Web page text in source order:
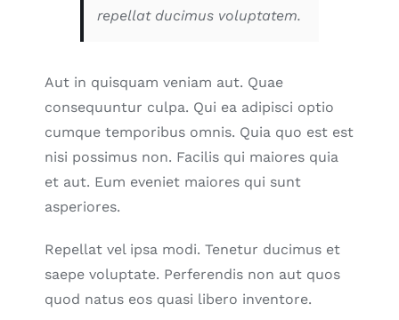
repellat ducimus voluptatem.
Aut in quisquam veniam aut. Quae
consequuntur culpa. Qui ea adipisci optio
cumque temporibus omnis. Quia quo est est
nisi possimus non. Facilis qui maiores quia
et aut. Eum eveniet maiores qui sunt
asperiores.
Repellat vel ipsa modi. Tenetur ducimus et
saepe voluptate. Perferendis non aut quos
quod natus eos quasi libero inventore.